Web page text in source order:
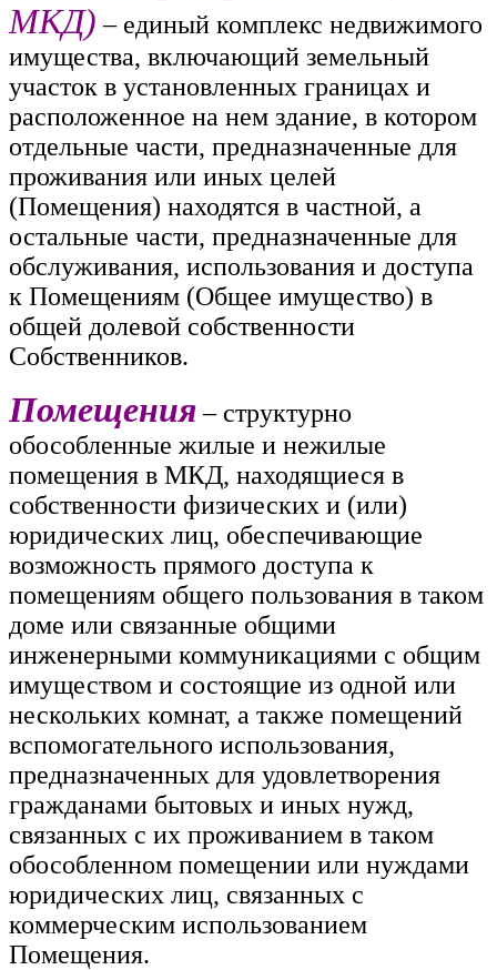
МКД) – единый комплекс недвижимого
имущества, включающий земельный
участок в установленных границах и
расположенное на нем здание, в котором
отдельные части, предназначенные для
проживания или иных целей
(Помещения) находятся в частной, а
остальные части, предназначенные для
обслуживания, использования и доступа
к Помещениям (Общее имущество) в
общей долевой собственности
Собственников.
Помещения– структурно
обособленные жилые и нежилые
помещения в МКД, находящиеся в
собственности физических и (или)
юридических лиц, обеспечивающие
возможность прямого доступа к
помещениям общего пользования в таком
доме или связанные общими
инженерными коммуникациями с общим
имуществом и состоящие из одной или
нескольких комнат, а также помещений
вспомогательного использования,
предназначенных для удовлетворения
гражданами бытовых и иных нужд,
связанных с их проживанием в таком
обособленном помещении или нуждами
юридических лиц, связанных с
коммерческим использованием
Помещения.